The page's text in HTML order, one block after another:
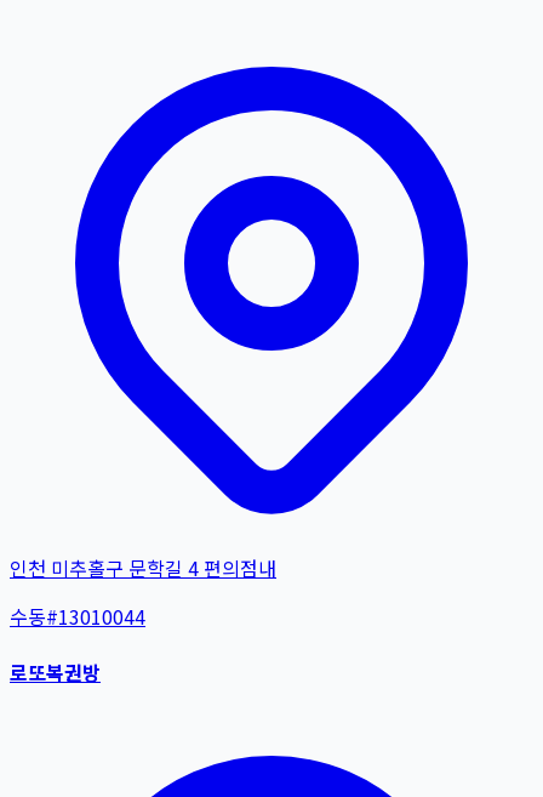
인천 미추홀구 문학길 4 편의점내
수동#13010044
로또복권방